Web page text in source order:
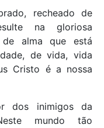
recheado de
na gloriosa
de alma que está
de vida, vida
Cristo é a nossa
dos inimigos da
mundo tão